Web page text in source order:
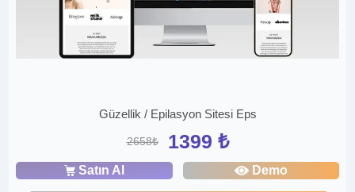
Güzellik / Epilasyon Sitesi Eps
2658₺ 1399 ₺
Satın Al Demo